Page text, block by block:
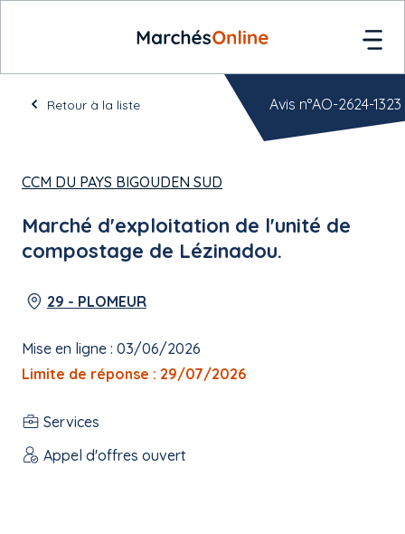
Retour à la liste
CCM DU PAYS BIGOUDEN SUD
Marché d'exploitation de l'unité de
compostage de Lézinadou.
29 - PLOMEUR
Mise en ligne : 03/06/2026
Limite de réponse : 29/07/2026
Services
Appel d'offres ouvert
Avis n°AO-2624-1323